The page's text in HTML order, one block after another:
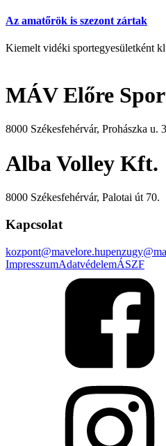
Az amatőrök is szezont zártak
Kiemelt vidéki sportegyesületként
MÁV Előre
8000 Székesfehérvár, Prohászka u.
Alba Volley Kft.
8000 Székesfehérvár, Palotai út 70.
Kapcsolat
kozpont@mavelore.hu
ImpresszumAdatvédelemÁSZF